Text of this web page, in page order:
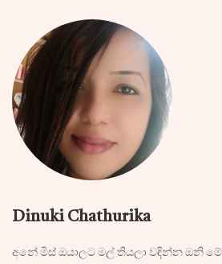
Dinuki Chathurika
අනේ මිස් ඔයාලට මල් තියලා වඳින්න ඔනි